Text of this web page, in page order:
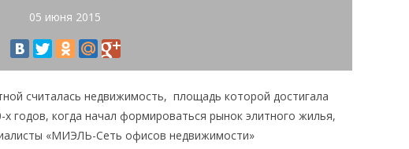
05 июня 2015
считалась недвижимость, площадь которой достигала
годов, когда начал формироваться рынок элитного жилья,
«МИЭЛЬ-Сеть офисов недвижимости»